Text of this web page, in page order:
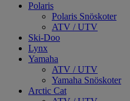
Polaris
Polaris Snöskoter
ATV / UTV
Ski-Doo
Lynx
Yamaha
ATV / UTV
Yamaha Snöskoter
Arctic Cat